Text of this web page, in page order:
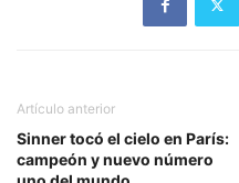
Artículo anterior
Sinner tocó el cielo en París:
campeón y nuevo número